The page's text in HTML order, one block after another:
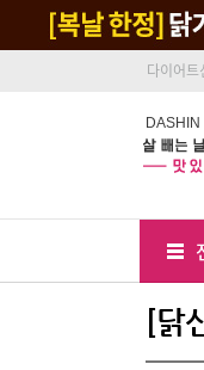
다이어트
DASHIN
[닭